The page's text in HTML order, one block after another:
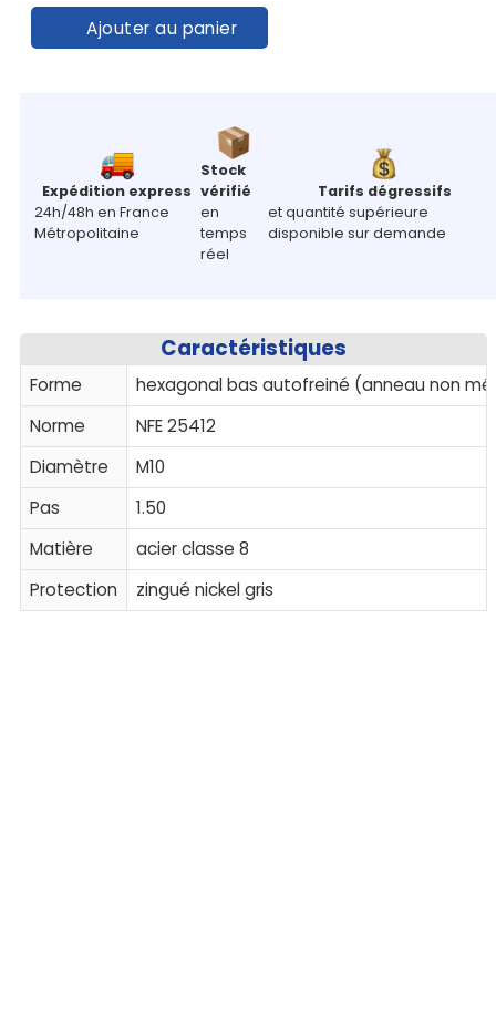
Ajouter au panier
Expédition express
24h/48h en France
Métropolitaine
Stock
vérifié
en
temps
réel
Tarifs dégressifs
et quantité supérieure
disponible sur demande
Caractéristiques
Forme
hexagonal bas autofreiné (anneau non
Norme
NFE 25412
Diamètre
M10
Pas
1.50
Matière
acier classe 8
Protection
zingué nickel gris